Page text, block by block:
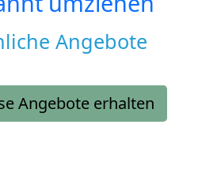
Angebote
Angebote erhalten